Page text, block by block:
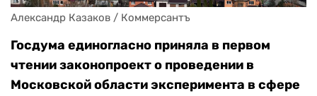
Александр Казаков / Коммерсантъ
Госдума единогласно приняла в первом
чтении законопроект о проведении в
Московской области эксперимента в сфере